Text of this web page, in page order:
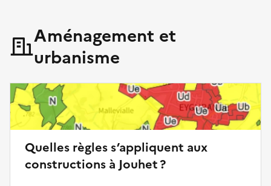
Aménagement et
urbanisme
Quelles règles s’appliquent aux
constructions à Jouhet ?